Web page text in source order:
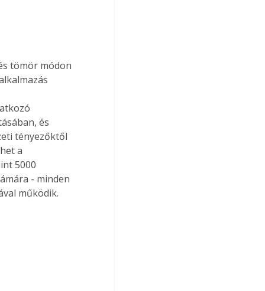
tömör módon
és
tényezőktől
a
5000
- minden
működik.